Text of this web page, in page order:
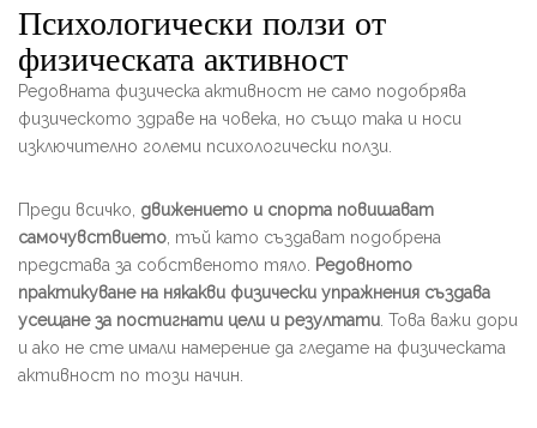
Психологически ползи от
физическата активност
Редовната физическа активност не само подобрява
физическото здраве на човека, но също така и носи
изключително големи психологически ползи.
Преди всичко, движението и спорта повишават
самочувствието , тъй като създават подобрена
представа за собственото тяло.
Редовното
практикуване на някакви физически упражнения създава
усещане за постигнати цели и резултати . Това важи дори
и ако не сте имали намерение да гледате на физическата
активност по този начин.